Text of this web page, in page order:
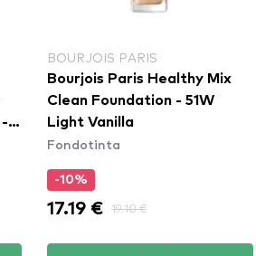
BOURJOIS PARIS
Bourjois Paris Healthy Mix
Clean Foundation - 51W
Light Vanilla
Fondotinta
-10%
17.19 € 19.10 €